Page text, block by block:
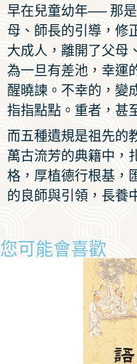
早在兒童幼年── 那
母、師長的引導，修
大成人，離開了父母
為一旦有差池，幸運
醒曉諫。不幸的，變
指指點點。重者，甚
而五種遺規是祖先的
萬古流芳的典籍中，
格，厚植德行根基，
的良師與引領，長養
您可能會喜歡